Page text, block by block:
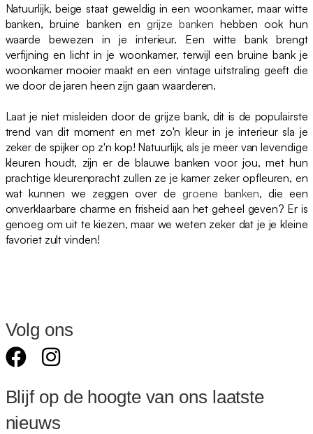
Natuurlijk, beige staat geweldig in een woonkamer, maar witte
banken, bruine banken en grijze banken hebben ook hun
waarde bewezen in je interieur. Een witte bank brengt
verfijning en licht in je woonkamer, terwijl een bruine bank je
woonkamer mooier maakt en een vintage uitstraling geeft die
we door de jaren heen zijn gaan waarderen.
Laat je niet misleiden door de grijze bank, dit is de populairste
trend van dit moment en met zo'n kleur in je interieur sla je
zeker de spijker op z'n kop! Natuurlijk, als je meer van levendige
kleuren houdt, zijn er de blauwe banken voor jou, met hun
prachtige kleurenpracht zullen ze je kamer zeker opfleuren, en
wat kunnen we zeggen over de groene banken, die een
onverklaarbare charme en frisheid aan het geheel geven? Er is
genoeg om uit te kiezen, maar we weten zeker dat je je kleine
favoriet zult vinden!
Volg ons
Blijf op de hoogte van ons laatste
nieuws